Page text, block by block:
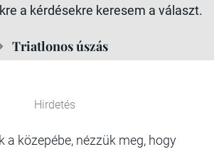
a kérdésekre keresem a választ.
Triatlonos úszás
Hirdetés
a közepébe, nézzük meg, hogy